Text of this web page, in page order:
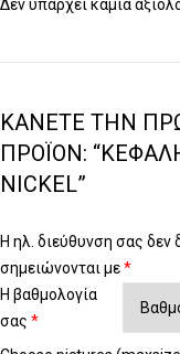
Δεν υπάρχει καμία
ΚΆΝΕΤΕ ΤΗΝ
ΠΡΟΪΌΝ:
NICKEL”
Η ηλ. διεύθυνση σας δεν
σημειώνονται με*
Η βαθμολογία
σας *